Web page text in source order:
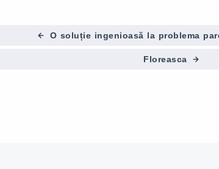
O soluție ingenioasă la problema
Floreasca